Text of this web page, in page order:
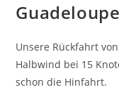
Unsere Rückfahrt
Halbwind bei 15
schon die Hinfahrt.